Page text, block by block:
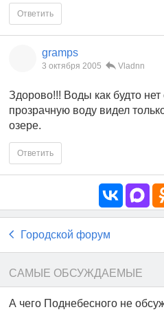
Ответить
gramps
3 октября 2005 Vladnn
Здорово!!! Воды как будто
прозрачную воду видел
озере.
Ответить
Городской форум
САМЫЕ ОБСУЖДАЕМЫЕ
А чего Поднебесного не